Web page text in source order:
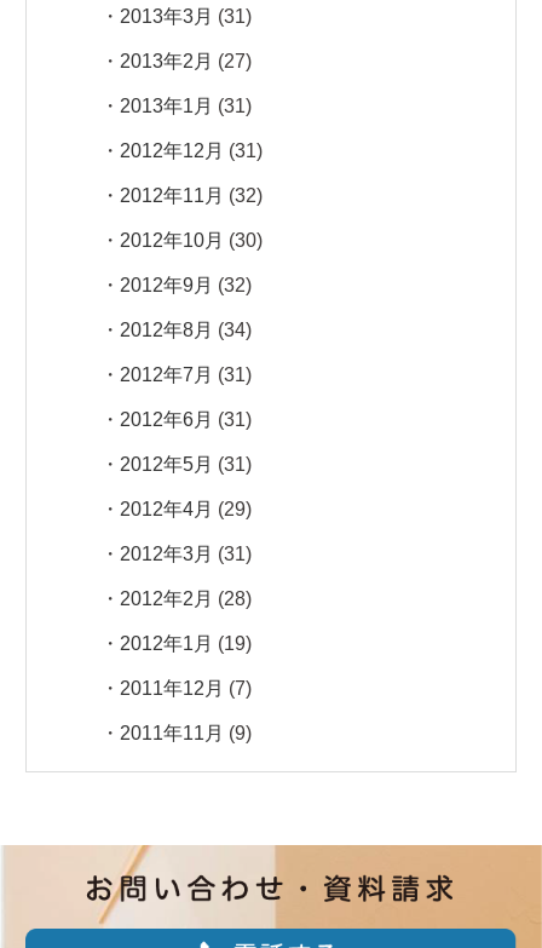
2013年3月 (31)
2013年2月 (27)
2013年1月 (31)
2012年12月 (31)
2012年11月 (32)
2012年10月 (30)
2012年9月 (32)
2012年8月 (34)
2012年7月 (31)
2012年6月 (31)
2012年5月 (31)
2012年4月 (29)
2012年3月 (31)
2012年2月 (28)
2012年1月 (19)
2011年12月 (7)
2011年11月 (9)